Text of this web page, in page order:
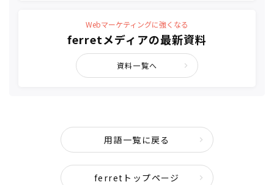
Webマーケティングに強くなる
ferretメディアの最新資料
資料一覧へ
用語一覧に戻る
ferretトップページ